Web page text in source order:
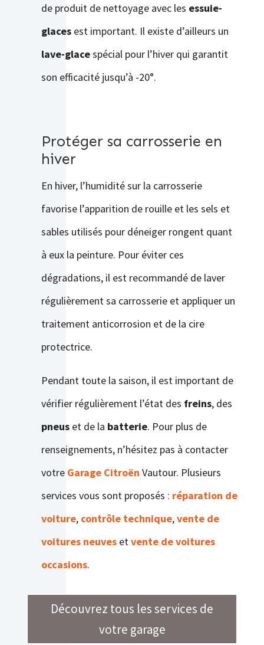
de produit de nettoyage avec les essuie-
glacesest important. Il existe d’ailleurs un
lave-glacespécial pour l’hiver qui garantit
son efficacité jusqu’à -20°.
Protéger sa carrosserie en
hiver
En hiver, l’humidité sur la carrosserie
favorise l’apparition de rouille et les sels et
sables utilisés pour déneiger rongent quant
à eux la peinture. Pour éviter ces
dégradations, il est recommandé de laver
régulièrement sa carrosserie et appliquer un
traitement anticorrosion et de la cire
protectrice.
Pendant toute la saison, il est important de
vérifier régulièrement l’état des freins, des
pneuset de la batterie. Pour plus de
renseignements, n’hésitez pas à contacter
votre Garage Citroën Vautour. Plusieurs
services vous sont proposés : réparation de
voiture, contrôle technique,vente de
voitures neuvesetvente de voitures
occasions.
Découvrez tous les services de
votre garage